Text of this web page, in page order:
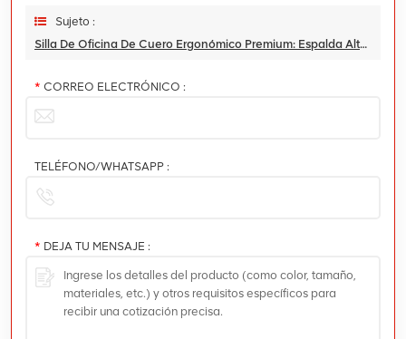
Sujeto :
Silla De Oficina De Cuero Ergonómico Premium: Espalda Alta, Diseño De Apoyo Para La Comodidad De Todo El Día
* CORREO ELECTRÓNICO :
TELÉFONO/WHATSAPP :
* DEJA TU MENSAJE :